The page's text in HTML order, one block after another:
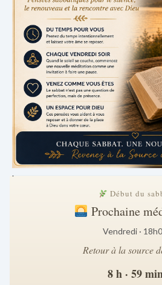
.
Début du
Prochaine
Vendredi ·
Retour à la source
8 h · 59